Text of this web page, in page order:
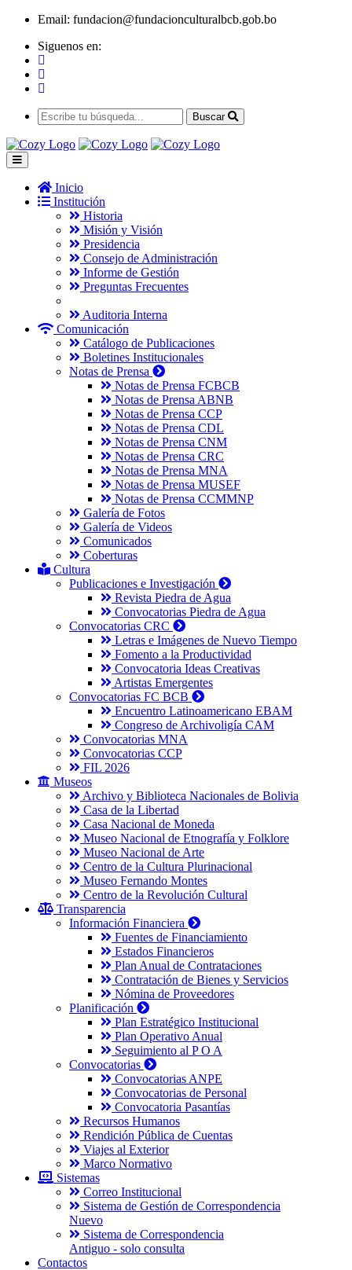
Email: fundacion@fundacionculturalbcb.gob.bo
Siguenos en:
Buscar
Inicio
Institución
Historia
Misión y Visión
Presidencia
Consejo de Administración
Informe de Gestión
Preguntas Frecuentes
Auditoria Interna
Comunicación
Catálogo de Publicaciones
Boletines Institucionales
Notas de Prensa
Notas de Prensa FCBCB
Notas de Prensa ABNB
Notas de Prensa CCP
Notas de Prensa CDL
Notas de Prensa CNM
Notas de Prensa CRC
Notas de Prensa MNA
Notas de Prensa MUSEF
Notas de Prensa CCMMNP
Galería de Fotos
Galería de Videos
Comunicados
Coberturas
Cultura
Publicaciones e Investigación
Revista Piedra de Agua
Convocatorias Piedra de Agua
Convocatorias CRC
Letras e Imágenes de Nuevo Tiempo
Fomento a la Productividad
Convocatoria Ideas Creativas
Artistas Emergentes
Convocatorias FC BCB
Encuentro Latinoamericano EBAM
Congreso de Archivoligía CAM
Convocatorias MNA
Convocatorias CCP
FIL 2026
Museos
Archivo y Biblioteca Nacionales de Bolivia
Casa de la Libertad
Casa Nacional de Moneda
Museo Nacional de Etnografía y Folklore
Museo Nacional de Arte
Centro de la Cultura Plurinacional
Museo Fernando Montes
Centro de la Revolución Cultural
Transparencia
Información Financiera
Fuentes de Financiamiento
Estados Financieros
Plan Anual de Contrataciones
Contratación de Bienes y Servicios
Nómina de Proveedores
Planificación
Plan Estratégico Institucional
Plan Operativo Anual
Seguimiento al P O A
Convocatorias
Convocatorias ANPE
Convocatorias de Personal
Convocatoria Pasantías
Recursos Humanos
Rendición Pública de Cuentas
Viajes al Exterior
Marco Normativo
Sistemas
Correo Institucional
Sistema de Gestión de Correspondencia
Nuevo
Sistema de Correspondencia
Antiguo - solo consulta
Contactos